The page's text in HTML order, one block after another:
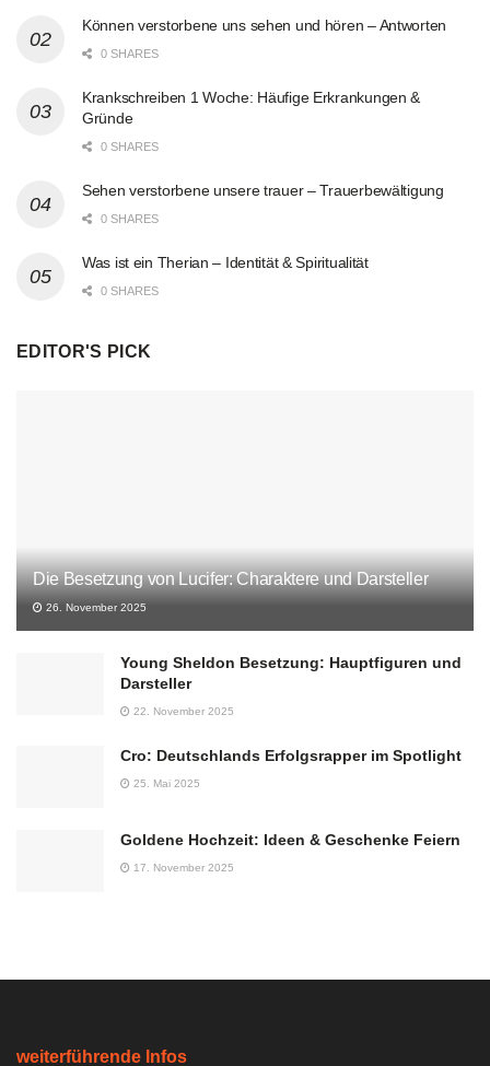
Können verstorbene uns sehen und hören – Antworten
0 SHARES
Krankschreiben 1 Woche: Häufige Erkrankungen &
Gründe
0 SHARES
Sehen verstorbene unsere trauer – Trauerbewältigung
0 SHARES
Was ist ein Therian – Identität & Spiritualität
0 SHARES
EDITOR'S PICK
Die Besetzung von Lucifer: Charaktere und Darsteller
26. November 2025
Young Sheldon Besetzung: Hauptfiguren und
Darsteller
22. November 2025
Cro: Deutschlands Erfolgsrapper im Spotlight
25. Mai 2025
Goldene Hochzeit: Ideen & Geschenke Feiern
17. November 2025
weiterführende Infos